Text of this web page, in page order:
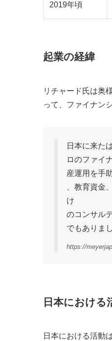
2019年頃
起業の経緯
リチャード氏は奥
って、ファイナン
日本に来た
ロのファイ
産運用を手
、教育資金
け
のコンサル
でもありま
https://
日本における
日本における活動